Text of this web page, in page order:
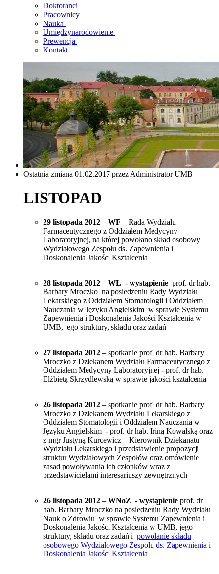
Doktoranci
Pracownicy
Nauka
Umiędzynarodowienie
Prewencja
Kontakt
Ostatnia zmiana 01.02.2017 przez Administrator UMB
LISTOPAD
29 listopada 2012 – WF – Rada Wydziału
Farmaceutycznego z Oddziałem Medycyny
Laboratoryjnej, na której powołano skład osobowy
Wydziałowego Zespołu ds. Zapewnienia i
Doskonalenia Jakości Kształcenia
28 listopada 2012 – WL - wystąpienie prof. dr hab.
Barbary Mroczko na posiedzeniu Rady Wydziału
Lekarskiego z Oddziałem Stomatologii i Oddziałem
Nauczania w Języku Angielskim w sprawie Systemu
Zapewnienia i Doskonalenia Jakości Kształcenia w
UMB, jego struktury, składu oraz zadań
27 listopada 2012 – spotkanie prof. dr hab. Barbary
Mroczko z Dziekanem Wydziału Farmaceutycznego z
Oddziałem Medycyny Laboratoryjnej - prof. dr hab.
Elżbietą Skrzydlewską w sprawie jakości kształcenia
26 listopada 2012 – spotkanie prof. dr hab. Barbary
Mroczko z Dziekanem Wydziału Lekarskiego z
Oddziałem Stomatologii i Oddziałem Nauczania w
Języku Angielskim - prof. dr hab. Iriną Kowalską oraz
z mgr Justyną Kurcewicz – Kierownik Dziekanatu
Wydziału Lekarskiego i przedstawienie propozycji
struktur Wydziałowych Zespołów oraz omówienie
zasad powoływania ich członków wraz z
przedstawicielami interesariuszy zewnętrznych
26 listopada 2012 – WNoZ - wystąpienie prof. dr
hab. Barbary Mroczko na posiedzeniu Rady Wydziału
Nauk o Zdrowiu w sprawie Systemu Zapewnienia i
Doskonalenia Jakości Kształcenia w UMB, jego
struktury, składu oraz zadań i powołanie składu
osobowego Wydziałowego Zespołu ds. Zapewnienia i
Doskonalenia Jakości Kształcenia